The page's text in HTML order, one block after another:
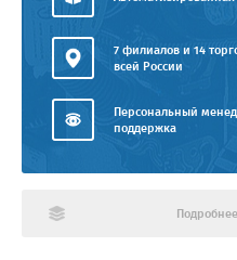
7 филиалов и 14
всей России
Персональный
поддержка